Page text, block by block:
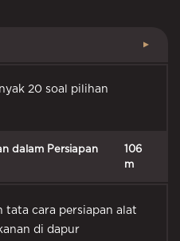
▲
20 soal pilihan
dalam Persiapan
106
m
tata cara persiapan alat
di dapur